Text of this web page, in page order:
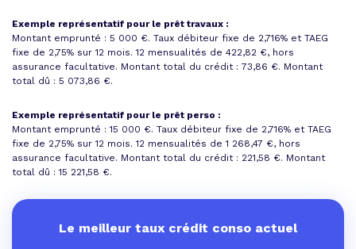
Exemple représentatif pour le prêt travaux :
Montant emprunté : 5 000 €. Taux débiteur fixe de 2,716% et TAEG
fixe de 2,75% sur 12 mois.12 mensualités de 422,82 €, hors
assurance facultative. Montant total du crédit : 73,86 €. Montant
total dû : 5 073,86 €.
Exemple représentatif pour le prêt perso :
Montant emprunté : 15 000 €. Taux débiteur fixe de 2,716% et TAEG
fixe de 2,75% sur 12 mois.12 mensualités de 1 268,47 €, hors
assurance facultative. Montant total du crédit : 221,58 €. Montant
total dû : 15 221,58 €.
Le meilleur taux crédit conso actuel